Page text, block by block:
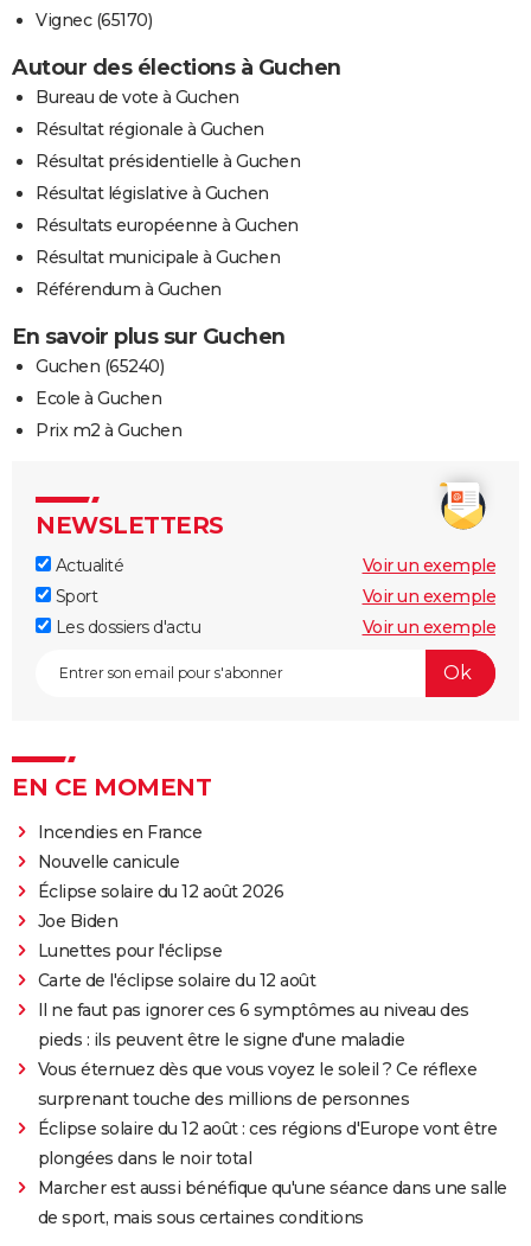
Vignec (65170)
Autour des élections à Guchen
Bureau de vote à Guchen
Résultat régionale à Guchen
Résultat présidentielle à Guchen
Résultat législative à Guchen
Résultats européenne à Guchen
Résultat municipale à Guchen
Référendum à Guchen
En savoir plus sur Guchen
Guchen (65240)
Ecole à Guchen
Prix m2 à Guchen
NEWSLETTERS
Actualité
Voir un exemple
Sport
Voir un exemple
Les dossiers d'actu
Voir un exemple
EN CE MOMENT
Incendies en France
Nouvelle canicule
Éclipse solaire du 12 août 2026
Joe Biden
Lunettes pour l'éclipse
Carte de l'éclipse solaire du 12 août
Il ne faut pas ignorer ces 6 symptômes au niveau des
pieds : ils peuvent être le signe d'une maladie
Vous éternuez dès que vous voyez le soleil ? Ce réflexe
surprenant touche des millions de personnes
Éclipse solaire du 12 août : ces régions d'Europe vont être
plongées dans le noir total
Marcher est aussi bénéfique qu'une séance dans une salle
de sport, mais sous certaines conditions